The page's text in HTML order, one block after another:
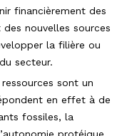
financièrement des
nouvelles sources
la filière ou
secteur.
sont un
en effet à de
fossiles, la